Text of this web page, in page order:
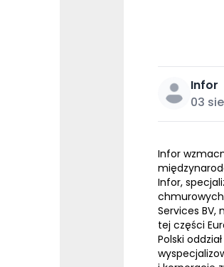
Infor
03
Infor
Infor,
chmurowych
Services BV,
tej części
Polski